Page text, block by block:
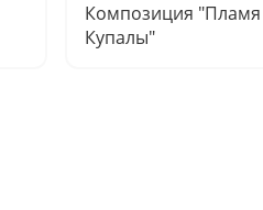
Композиция "Пламя
Купалы"